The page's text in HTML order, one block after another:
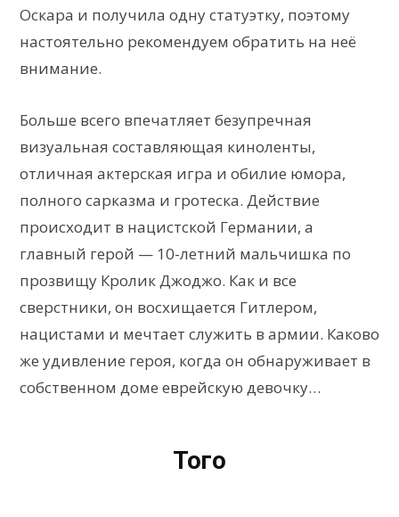
Оскара и получила одну статуэтку, поэтому
настоятельно рекомендуем обратить на неё
внимание.
Больше всего впечатляет безупречная
визуальная составляющая киноленты,
отличная актерская игра и обилие юмора,
полного сарказма и гротеска. Действие
происходит в нацистской Германии, а
главный герой — 10-летний мальчишка по
прозвищу Кролик Джоджо. Как и все
сверстники, он восхищается Гитлером,
нацистами и мечтает служить в армии. Каково
же удивление героя, когда он обнаруживает в
собственном доме еврейскую девочку…
Того